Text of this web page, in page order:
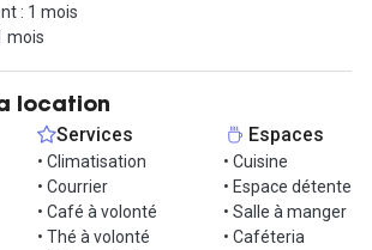
les charges : électricité, chauffage,
? Alors contactez-nous et organisons
sur cet espace de
: 1 mois
mois
location
Services
• Climatisation
• Courrier
• Café à volonté
• Thé à volonté
Espaces
• Cuisine
• Espace détente
• Salle à manger
• Caféteria